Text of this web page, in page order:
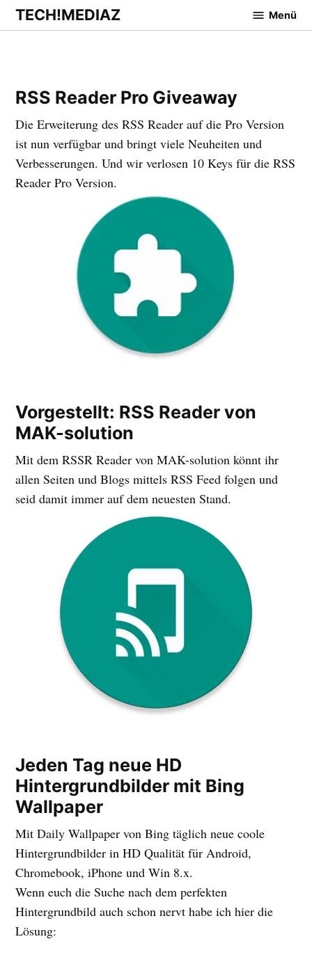
Zum
Inhalt
TECH!MEDIAZ Menü
RSS Reader Pro Giveaway
Die Erweiterung des RSS Reader auf die Pro Version
ist nun verfügbar und bringt viele Neuheiten und
Verbesserungen. Und wir verlosen 10 Keys für die RSS
Reader Pro Version.
Vorgestellt: RSS Reader von
MAK-solution
Mit dem RSSR Reader von MAK-solution könnt ihr
allen Seiten und Blogs mittels RSS Feed folgen und
seid damit immer auf dem neuesten Stand.
Jeden Tag neue HD
Hintergrundbilder mit Bing
Wallpaper
Mit Daily Wallpaper von Bing täglich neue coole
Hintergrundbilder in HD Qualität für Android,
Chromebook, iPhone und Win 8.x.
Wenn euch die Suche nach dem perfekten
Hintergrundbild auch schon nervt habe ich hier die
Lösung: